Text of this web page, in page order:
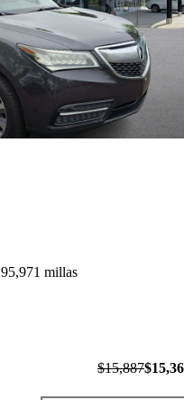
95,971 millas
$15,887